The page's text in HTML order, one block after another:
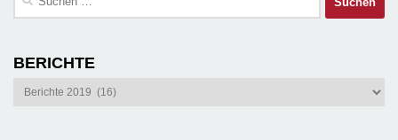
BERICHTE
Berichte